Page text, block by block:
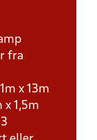
fra
x 13m
x 1,5m